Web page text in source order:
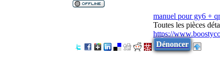
manuel pour gy6 +
Toutes les pièces
https://
Dénoncer